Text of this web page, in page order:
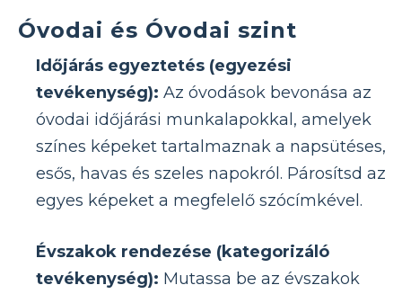
Óvodai és Óvodai szint
Időjárás egyeztetés (egyezési
tevékenység): Az óvodások bevonása az
óvodai időjárási munkalapokkal, amelyek
színes képeket tartalmaznak a napsütéses,
esős, havas és szeles napokról. Párosítsd az
egyes képeket a megfelelő szócímkével.
Évszakok rendezése (kategorizáló
tevékenység): Mutassa be az évszakok